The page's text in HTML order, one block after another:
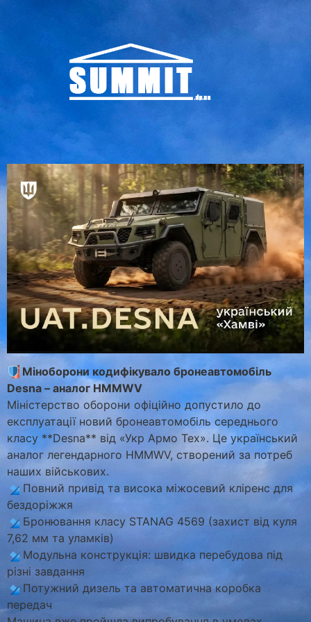
Міноборони кодифікувало бронеавтомобіль
Desna – аналог HMMWV
Міністерство оборони офіційно допустило до
експлуатації новий бронеавтомобіль середнього
класу **Desna** від «Укр Армо Тех». Це український
аналог легендарного HMMWV, створений за потреб
наших військових.
Повний привід та висока міжосевий кліренс для
бездоріжжя
Бронювання класу STANAG 4569 (захист від куля
7,62 мм та уламків)
Модульна конструкція: швидка перебудова під
різні завдання
Потужний дизель та автоматична коробка
передач